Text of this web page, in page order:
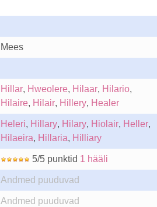
Mees
Hillar, Hweolere, Hilaar, Hilario,
Hilaire, Hilair, Hillery, Healer
Heleri, Hillary, Hilary, Hiolair, Heller,
Hilaeira, Hillaria, Hilliary
5/5 punktid 1 hääli
Andmed puuduvad
Andmed puuduvad